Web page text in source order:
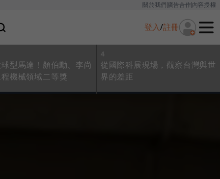
關於我們廣告合作內容授權
登入/註冊
型馬達！顏伯勳、李尚
機械領域二等獎
4
從國際科展現場，觀察台灣與世
界的差距